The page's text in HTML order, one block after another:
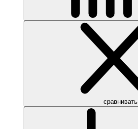
сравнивать